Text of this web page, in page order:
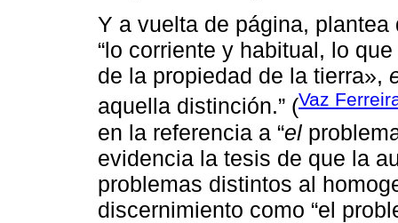
Y a vuelta de página,
“lo corriente y habitual, lo
de la propiedad de la tierra»,
aquella distinción.” (Vaz
en la referencia a “el
evidencia la tesis de que la
problemas distintos al
discernimiento como “el